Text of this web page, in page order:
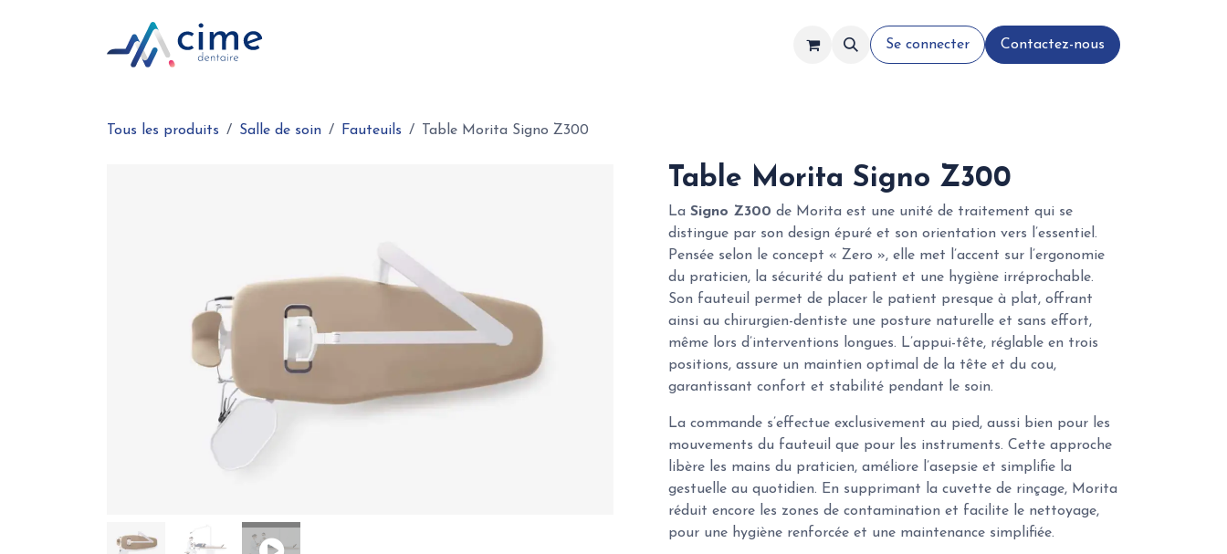
Se connecter Contactez-nous
Tous les produits Salle de soin Fauteuils Table Morita Signo Z300
Table Morita Signo Z300
La Signo Z300 de Morita est une unité de traitement qui se
distingue par son design épuré et son orientation vers l’essentiel.
Pensée selon le concept « Zero », elle met l’accent sur l’ergonomie
du praticien, la sécurité du patient et une hygiène irréprochable.
Son fauteuil permet de placer le patient presque à plat, offrant
ainsi au chirurgien-dentiste une posture naturelle et sans effort,
même lors d’interventions longues. L’appui-tête, réglable en trois
positions, assure un maintien optimal de la tête et du cou,
garantissant confort et stabilité pendant le soin.
La commande s’effectue exclusivement au pied, aussi bien pour les
mouvements du fauteuil que pour les instruments. Cette approche
libère les mains du praticien, améliore l’asepsie et simplifie la
gestuelle au quotidien. En supprimant la cuvette de rinçage, Morita
réduit encore les zones de contamination et facilite le nettoyage,
pour une hygiène renforcée et une maintenance simplifiée.